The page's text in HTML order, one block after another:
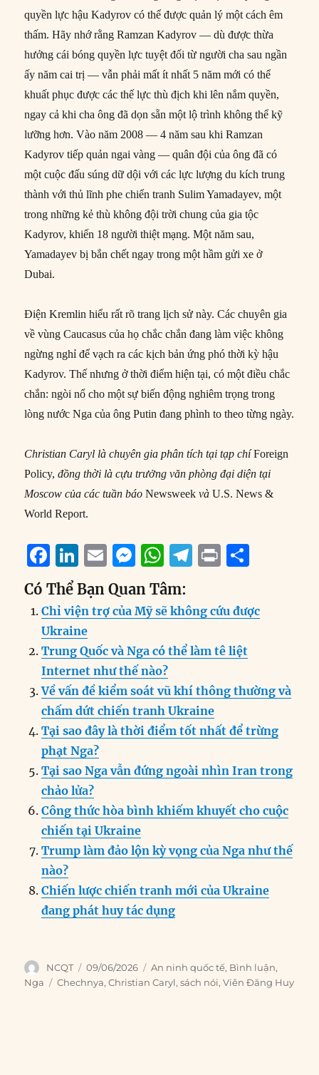
quyền lực hậu Kadyrov có thể được quản lý một cách êm
thấm. Hãy nhớ rằng Ramzan Kadyrov — dù được thừa
hưởng cái bóng quyền lực tuyệt đối từ người cha sau ngần
ấy năm cai trị — vẫn phải mất ít nhất 5 năm mới có thể
khuất phục được các thế lực thù địch khi lên nắm quyền,
ngay cả khi cha ông đã dọn sẵn một lộ trình không thể kỹ
lưỡng hơn. Vào năm 2008 — 4 năm sau khi Ramzan
Kadyrov tiếp quản ngai vàng — quân đội của ông đã có
một cuộc đấu súng dữ dội với các lực lượng du kích trung
thành với thủ lĩnh phe chiến tranh Sulim Yamadayev, một
trong những kẻ thù không đội trời chung của gia tộc
Kadyrov, khiến 18 người thiệt mạng. Một năm sau,
Yamadayev bị bắn chết ngay trong một hầm gửi xe ở
Dubai.
Điện Kremlin hiểu rất rõ trang lịch sử này. Các chuyên gia
về vùng Caucasus của họ chắc chắn đang làm việc không
ngừng nghỉ để vạch ra các kịch bản ứng phó thời kỳ hậu
Kadyrov. Thế nhưng ở thời điểm hiện tại, có một điều chắc
chắn: ngòi nổ cho một sự biến động nghiêm trọng trong
lòng nước Nga của ông Putin đang phình to theo từng ngày.
Christian Caryl là chuyên gia phân tích tại tạp chíForeign
Policy,đồng thời là cựu trưởng văn phòng đại diện tại
Moscow của các tuần báo Newsweekvà U.S. News &
World Report.
F
a
c
e
b
o
o
k
Li
n
k
e
d
I
n
E
m
ai
l
M
e
ss
e
n
g
er
W
h
at
s
A
p
p
T
e
g
r
m
P
n
t
a
re
Có Thể Bạn Quan Tâm:
Chỉ viện trợ của Mỹ sẽ không cứu được
Ukraine
Trung Quốc và Nga có thể làm tê liệt
Internet như thế nào?
Về vấn đề kiểm soát vũ khí thông thường và
chấm dứt chiến tranh Ukraine
Tại sao đây là thời điểm tốt nhất để trừng
phạt Nga?
Tại sao Nga vẫn đứng ngoài nhìn Iran trong
chảo lửa?
Công thức hòa bình khiếm khuyết cho cuộc
chiến tại Ukraine
Trump làm đảo lộn kỳ vọng của Nga như thế
nào?
Chiến lược chiến tranh mới của Ukraine
đang phát huy tác dụng
Author
NCQT
Posted
on
09/06/2026 Categories
An ninh quốc tế, Bình luận,
Nga
Tags
Chechnya,Christian Caryl,sách nói,Viên Đăng Huy